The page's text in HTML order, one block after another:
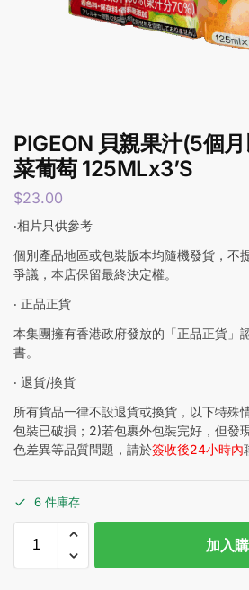
PIGEON 貝親果汁(5個
菜葡萄 125MLx3’S
$23.00
‧相片只供參考
個別產品地區或包裝版本均隨機發貨，不
爭議，本店保留最終決定權。
‧ 正品正貨
本集團擁有香港政府發放的「正品正貨」
書。
‧ 退貨/換貨
所有貨品一律不設退貨或換貨，以下特殊
包裝已破損；2)若包裹外包裝完好，但發
色差異等品質問題，請於簽收後24小時內
6 件庫存
加入